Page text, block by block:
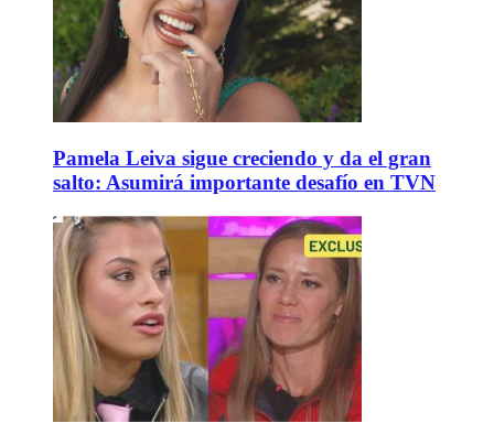
Pamela Leiva sigue creciendo y da el gran
salto: Asumirá importante desafío en TVN